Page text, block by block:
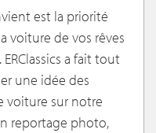
est la priorité
voiture de vos rêves
a fait tout
une idée des
voiture sur notre
reportage photo,